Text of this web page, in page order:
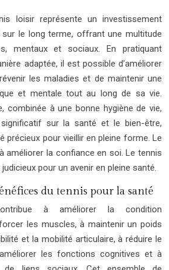
loisir représente un investissement
le long terme, offrant une multitude
mentaux et sociaux. En pratiquant
adaptée, il est possible d’améliorer
les maladies et de maintenir une
et mentale tout au long de sa vie.
combinée à une bonne hygiène de vie,
sur la santé et le bien-être,
précieux pour vieillir en pleine forme. Le
améliorer la confiance en soi. Le tennis
pour un avenir en pleine santé.
du tennis pour la santé
à améliorer la condition
les muscles, à maintenir un poids
et la mobilité articulaire, à réduire le
les fonctions cognitives et à